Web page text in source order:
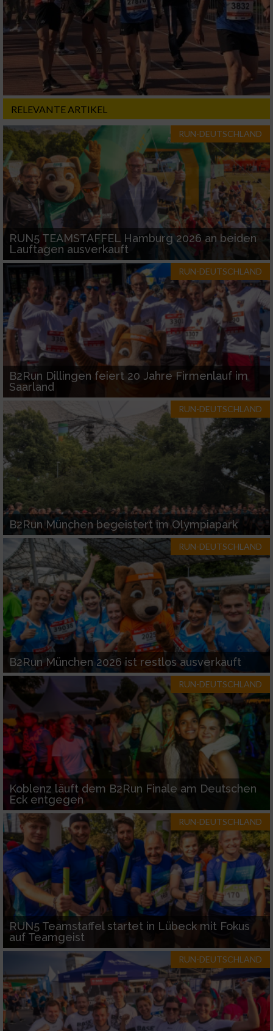
RELEVANTE ARTIKEL
RUN-DEUTSCHLAND
RUN5 TEAMSTAFFEL Hamburg 2026 an beiden
Lauftagen ausverkauft
RUN-DEUTSCHLAND
B2Run Dillingen feiert 20 Jahre Firmenlauf im
Saarland
RUN-DEUTSCHLAND
B2Run München begeistert im Olympiapark
RUN-DEUTSCHLAND
B2Run München 2026 ist restlos ausverkauft
RUN-DEUTSCHLAND
Koblenz läuft dem B2Run Finale am Deutschen
Eck entgegen
RUN-DEUTSCHLAND
RUN5 Teamstaffel startet in Lübeck mit Fokus
auf Teamgeist
RUN-DEUTSCHLAND
Nicht-IAB-Verarbeitungszwecke:
Notwendig
Performance
Funktional
Werbung